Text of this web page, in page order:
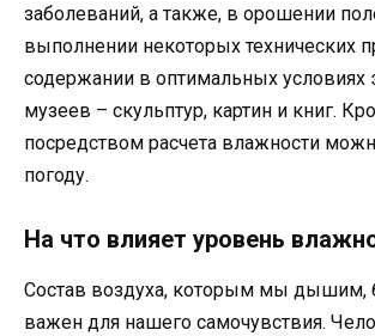
заболеваний, а также, в орошении
выполнении некоторых технических
содержании в оптимальных условиях
музеев – скульптур, картин и книг.
посредством расчета влажности
погоду.
На что влияет уровень
Состав воздуха, которым мы дышим,
важен для нашего самочувствия.